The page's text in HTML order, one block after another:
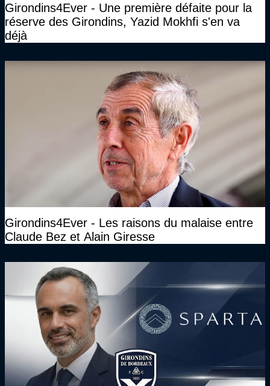
Girondins4Ever - Une première défaite pour la
réserve des Girondins, Yazid Mokhfi s'en va
déjà
Girondins4Ever - Les raisons du malaise entre
Claude Bez et Alain Giresse